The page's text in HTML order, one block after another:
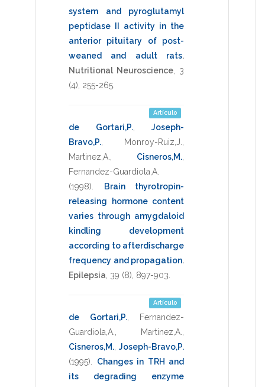
system and pyroglutamyl
peptidase II activity in the
anterior pituitary of post-
weaned and adult rats.
Nutritional Neuroscience
3
(4), 255-265
Artículo
de Gortari,P., Joseph-
Bravo,P.
Monroy-Ruiz,J.
Martinez,A.
Cisneros,M.
Fernandez-Guardiola,A.
(1998)
Brain thyrotropin-
releasing hormone content
varies through amygdaloid
kindling development
according to afterdischarge
frequency and propagation.
Epilepsia 39 (8), 897-903
Artículo
de Gortari,P., Fernandez-
Guardiola,A.
Martinez,A.
Cisneros,M. Joseph-Bravo,P.
(1995)
Changes in TRH and
its degrading enzyme